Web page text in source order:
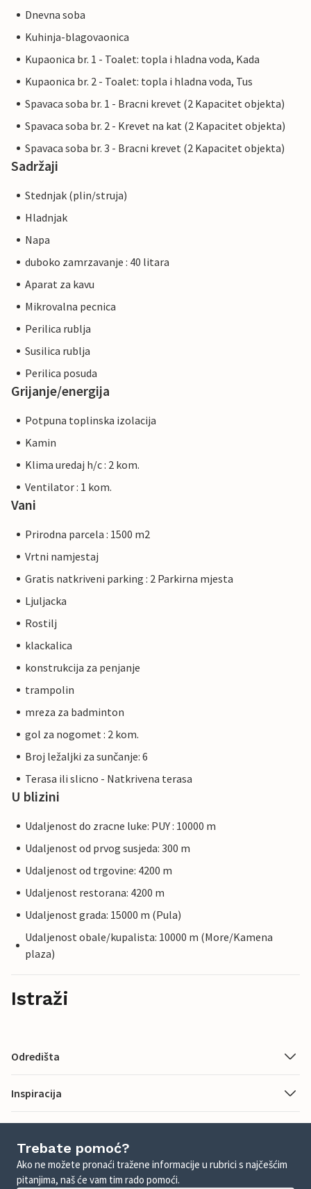
Dnevna soba
Kuhinja-blagovaonica
Kupaonica br. 1 - Toalet: topla i hladna voda, Kada
Kupaonica br. 2 - Toalet: topla i hladna voda, Tus
Spavaca soba br. 1 - Bracni krevet (2 Kapacitet objekta)
Spavaca soba br. 2 - Krevet na kat (2 Kapacitet objekta)
Spavaca soba br. 3 - Bracni krevet (2 Kapacitet objekta)
Sadržaji
Stednjak (plin/struja)
Hladnjak
Napa
duboko zamrzavanje : 40 litara
Aparat za kavu
Mikrovalna pecnica
Perilica rublja
Susilica rublja
Perilica posuda
Grijanje/energija
Potpuna toplinska izolacija
Kamin
Klima uredaj h/c : 2 kom.
Ventilator : 1 kom.
Vani
Prirodna parcela : 1500 m2
Vrtni namjestaj
Gratis natkriveni parking : 2 Parkirna mjesta
Ljuljacka
Rostilj
klackalica
konstrukcija za penjanje
trampolin
mreza za badminton
gol za nogomet : 2 kom.
Broj ležaljki za sunčanje: 6
Terasa ili slicno - Natkrivena terasa
U blizini
Udaljenost do zracne luke: PUY : 10000 m
Udaljenost od prvog susjeda: 300 m
Udaljenost od trgovine: 4200 m
Udaljenost restorana: 4200 m
Udaljenost grada: 15000 m (Pula)
Udaljenost obale/kupalista: 10000 m (More/Kamena
plaza)
Istraži
Odredišta
Inspiracija
Trebate pomoć?
Ako ne možete pronaći tražene informacije u rubrici s najčešćim
pitanjima, naš će vam tim rado pomoći.